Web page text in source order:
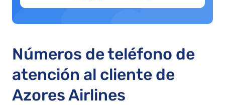
Números de teléfono de
atención al cliente de
Azores Airlines